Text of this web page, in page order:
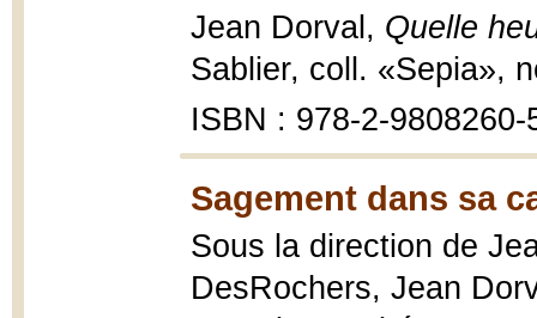
Jean Dorval, Quelle
Sablier, coll. «Sepia»,
ISBN : 978-2-9808260-
Sagement dans sa
Sous la direction de
DesRochers, Jean